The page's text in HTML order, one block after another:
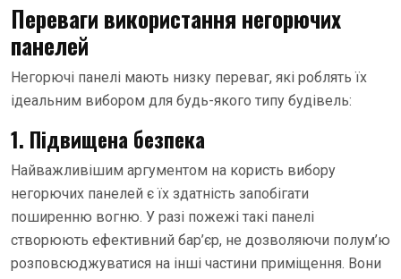
Переваги використання негорючих
панелей
Негорючі панелі мають низку переваг, які роблять їх
ідеальним вибором для будь-якого типу будівель:
1. Підвищена безпека
Найважливішим аргументом на користь вибору
негорючих панелей є їх здатність запобігати
поширенню вогню. У разі пожежі такі панелі
створюють ефективний бар’єр, не дозволяючи полум’ю
розповсюджуватися на інші частини приміщення. Вони